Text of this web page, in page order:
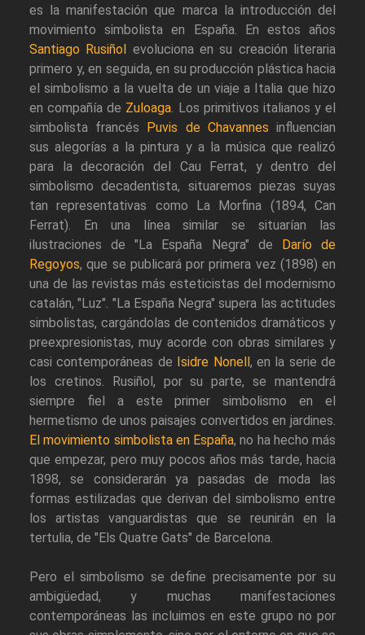
es la manifestación que marca la introducción del
movimiento simbolista en España. En estos años
Santiago Rusiñol
evoluciona en su creación literaria
primero y, en seguida, en su producción plástica hacia
el simbolismo a la vuelta de un viaje a Italia que hizo
en compañía de Zuloaga. Los primitivos italianos y el
simbolista francés
Puvis de Chavannes influencian
sus alegorías a la pintura y a la música que realizó
para la decoración del Cau Ferrat, y dentro del
simbolismo decadentista, situaremos piezas suyas
tan representativas como La Morfina (1894, Can
Ferrat). En una línea similar se situarían las
ilustraciones de "La España Negra" de
Darío de
Regoyos, que se publicará por primera vez (1898) en
una de las revistas más esteticistas del modernismo
catalán, "Luz". "La España Negra" supera las actitudes
simbolistas, cargándolas de contenidos dramáticos y
preexpresionistas, muy acorde con obras similares y
casi contemporáneas de Isidre Nonell , en la serie de
los cretinos. Rusiñol, por su parte, se mantendrá
siempre fiel a este primer simbolismo en el
hermetismo de unos paisajes convertidos en jardines.
El movimiento simbolista en España, no ha hecho más
que empezar, pero muy pocos años más tarde, hacia
1898, se considerarán ya pasadas de moda las
formas estilizadas que derivan del simbolismo entre
los artistas vanguardistas que se reunirán en la
tertulia, de "Els Quatre Gats" de Barcelona.
Pero el simbolismo se define precisamente por su
ambigüedad, y muchas manifestaciones
contemporáneas las incluimos en este grupo no por